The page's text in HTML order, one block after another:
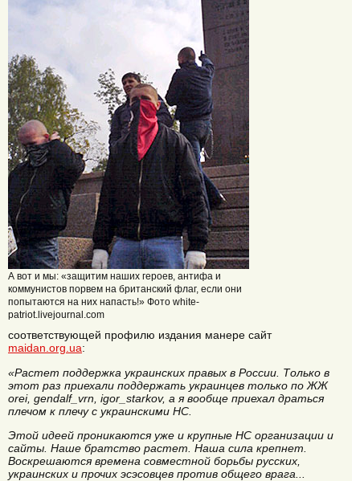
А вот и мы: «защитим наших героев, антифа и
коммунистов порвем на британский флаг, если они
попытаются на них напасть!» Фото white-
patriot.livejournal.com
соответствующей профилю издания манере сайт
maidan.org.ua:
«Растет поддержка украинских правых в России. Только в
этот раз приехали поддержать украинцев только по ЖЖ
orei, gendalf_vrn, igor_starkov, а я вообще приехал драться
плечом к плечу с украинскими НС.
Этой идеей проникаются уже и крупные НС организации и
сайты. Наше братство растет. Наша сила крепнет.
Воскрешаются времена совместной борьбы русских,
украинских и прочих эсэсовцев против общего врага...